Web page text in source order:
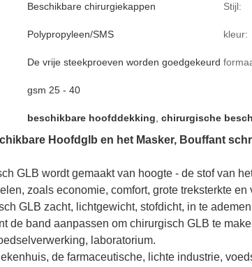
Beschikbare chirurgiekappen Stijl:
Polypropyleen/SMS kleur:
De vrije steekproeven worden goedgekeurd
gsm 25 - 40
beschikbare hoofddekking chirurgische
Hoofdglb en het Masker, Bouffant
GLB wordt gemaakt van hoogte - de stof van
zoals economie, comfort, grote treksterkte
GLB zacht, lichtgewicht, stofdicht, in te
de band aanpassen om chirurgisch GLB te
laboratorium.
de farmaceutische, lichte industrie,